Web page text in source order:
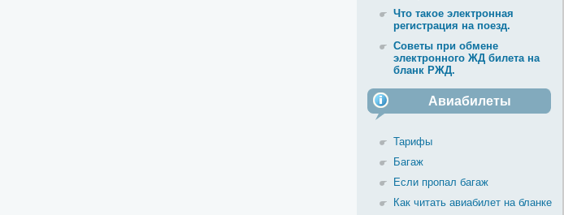
Что такое электронная
регистрация на поезд.
Советы при обмене
электронного ЖД билета на
бланк РЖД.
Авиабилеты
Тарифы
Багаж
Если пропал багаж
Как читать авиабилет на бланке